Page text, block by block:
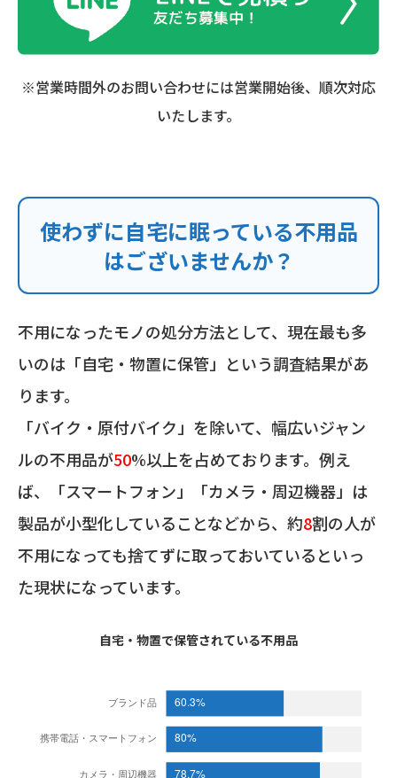
※営業時間外のお問い合わせには営業開始後、順次対応
いたします。
使わずに自宅に眠っている不用品
はございませんか？
不用になったモノの処分方法として、現在最も多
いのは「自宅・物置に保管」という調査結果があ
ります。
「バイク・原付バイク」を除いて、幅広いジャン
ルの不用品が50%以上を占めております。例え
ば、「スマートフォン」「カメラ・周辺機器」は
製品が小型化していることなどから、約8割の人が
不用になっても捨てずに取っておいているといっ
た現状になっています。
自宅・物置で保管されている不用品